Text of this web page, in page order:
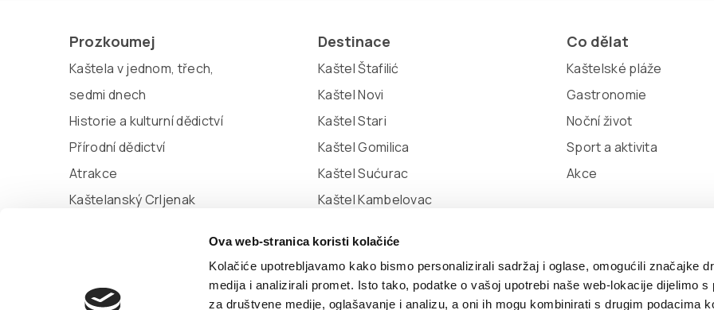
Ova web-stranica koristi kolačiće
Kolačiće upotrebljavamo kako bismo personalizirali sadržaj i oglase, omogućili značajke
medija i analizirali promet. Isto tako, podatke o vašoj upotrebi naše web-lokacije dijelimo s
za društvene medije, oglašavanje i analizu, a oni ih mogu kombinirati s drugim podacima
Prozkoumej
Kaštela v jednom, třech,
sedmi dnech
Historie a kulturní dědictví
Přírodní dědictví
Atrakce
Kaštelanský Crljenak
Destinace
Kaštel Štafilić
Kaštel Novi
Kaštel Stari
Kaštel Gomilica
Kaštel Sućurac
Kaštel Kambelovac
Co dělat
Kaštelské pláže
Gastronomie
Noční život
Sport a aktivita
Akce